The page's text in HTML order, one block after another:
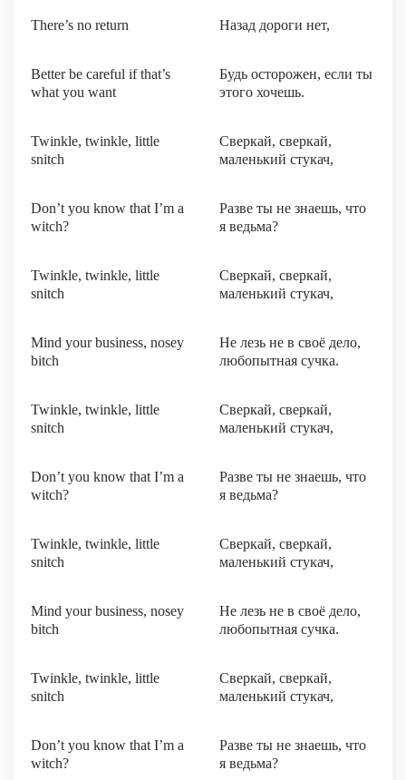
There’s no return Назад дороги нет,
Better be careful if that’s
what you want
Будь осторожен, если ты
этого хочешь.
Twinkle, twinkle, little
snitch
Сверкай, сверкай,
маленький стукач,
Don’t you know that I’m a
witch?
Разве ты не знаешь, что
я ведьма?
Twinkle, twinkle, little
snitch
Сверкай, сверкай,
маленький стукач,
Mind your business, nosey
bitch
Не лезь не в своё дело,
любопытная сучка.
Twinkle, twinkle, little
snitch
Сверкай, сверкай,
маленький стукач,
Don’t you know that I’m a
witch?
Разве ты не знаешь, что
я ведьма?
Twinkle, twinkle, little
snitch
Сверкай, сверкай,
маленький стукач,
Mind your business, nosey
bitch
Не лезь не в своё дело,
любопытная сучка.
Twinkle, twinkle, little
snitch
Сверкай, сверкай,
маленький стукач,
Don’t you know that I’m a
witch?
Разве ты не знаешь, что
я ведьма?